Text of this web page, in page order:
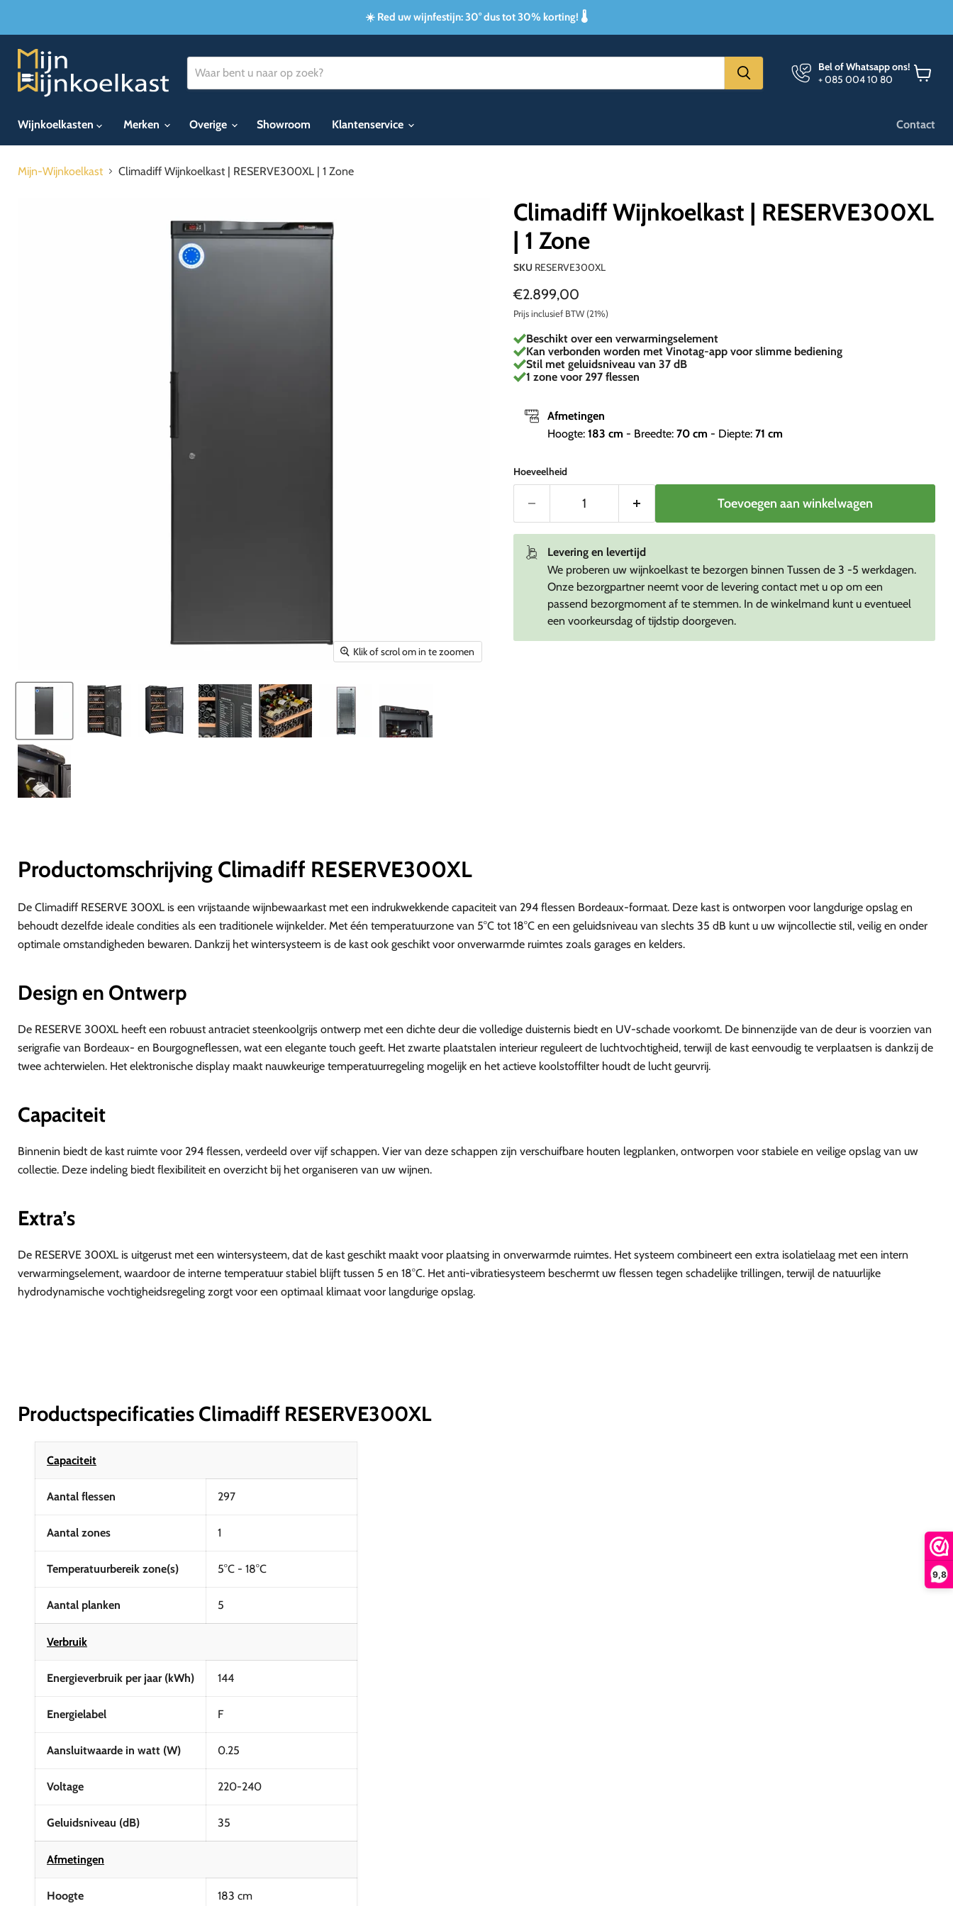
9,8
☀️ Red uw wijnfestijn: 30° dus tot 30% korting! 🌡️
Bel of Whatsapp ons!
+ 085 004 10 80
Wijnkoelkasten
Merken Overige Showroom Klantenservice Contact
Mijn-Wijnkoelkast Climadiff Wijnkoelkast | RESERVE300XL | 1 Zone
Klik of scrol om in te zoomen
Climadiff Wijnkoelkast | RESERVE300XL
| 1 Zone
SKU RESERVE300XL
Huidige prijs
€2.899,00
Prijs inclusief BTW (21%)
Beschikt over een verwarmingselement
Kan verbonden worden met Vinotag-app voor slimme bediening
Stil met geluidsniveau van 37 dB
1 zone voor 297 flessen
Afmetingen
Hoogte: 183 cm - Breedte: 70 cm - Diepte: 71 cm
Hoeveelheid
Toevoegen aan winkelwagen
Levering en levertijd
We proberen uw wijnkoelkast te bezorgen binnen Tussen de 3 -5 werkdagen.
Onze bezorgpartner neemt voor de levering contact met u op om een
passend bezorgmoment af te stemmen. In de winkelmand kunt u eventueel
een voorkeursdag of tijdstip doorgeven.
Productomschrijving Climadiff RESERVE300XL
De Climadiff RESERVE 300XL is een vrijstaande wijnbewaarkast met een indrukwekkende capaciteit van 294 flessen Bordeaux-formaat. Deze kast is ontworpen voor langdurige opslag en
behoudt dezelfde ideale condities als een traditionele wijnkelder. Met één temperatuurzone van 5°C tot 18°C en een geluidsniveau van slechts 35 dB kunt u uw wijncollectie stil, veilig en onder
optimale omstandigheden bewaren. Dankzij het wintersysteem is de kast ook geschikt voor onverwarmde ruimtes zoals garages en kelders.
Design en Ontwerp
De RESERVE 300XL heeft een robuust antraciet steenkoolgrijs ontwerp met een dichte deur die volledige duisternis biedt en UV-schade voorkomt. De binnenzijde van de deur is voorzien van
serigrafie van Bordeaux- en Bourgogneflessen, wat een elegante touch geeft. Het zwarte plaatstalen interieur reguleert de luchtvochtigheid, terwijl de kast eenvoudig te verplaatsen is dankzij de
twee achterwielen. Het elektronische display maakt nauwkeurige temperatuurregeling mogelijk en het actieve koolstoffilter houdt de lucht geurvrij.
Capaciteit
Binnenin biedt de kast ruimte voor 294 flessen, verdeeld over vijf schappen. Vier van deze schappen zijn verschuifbare houten legplanken, ontworpen voor stabiele en veilige opslag van uw
collectie. Deze indeling biedt flexibiliteit en overzicht bij het organiseren van uw wijnen.
Extra’s
De RESERVE 300XL is uitgerust met een wintersysteem, dat de kast geschikt maakt voor plaatsing in onverwarmde ruimtes. Het systeem combineert een extra isolatielaag met een intern
verwarmingselement, waardoor de interne temperatuur stabiel blijft tussen 5 en 18°C. Het anti-vibratiesysteem beschermt uw flessen tegen schadelijke trillingen, terwijl de natuurlijke
hydrodynamische vochtigheidsregeling zorgt voor een optimaal klimaat voor langdurige opslag.
Productspecificaties Climadiff RESERVE300XL
Capaciteit
Aantal flessen 297
Aantal zones 1
Temperatuurbereik zone(s) 5°C - 18°C
Aantal planken 5
Verbruik
Energieverbruik per jaar (kWh) 144
Energielabel F
Aansluitwaarde in watt (W) 0.25
Voltage 220-240
Geluidsniveau (dB) 35
Afmetingen
Hoogte 183 cm